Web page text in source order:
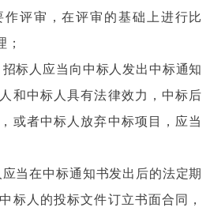
评审，在评审的基础上进行比
；
招标人应当向中标人发出中标通知
和中标人具有法律效力，中标后
或者中标人放弃中标项目，应当
应当在中标通知书发出后的法定期
标人的投标文件订立书面合同，